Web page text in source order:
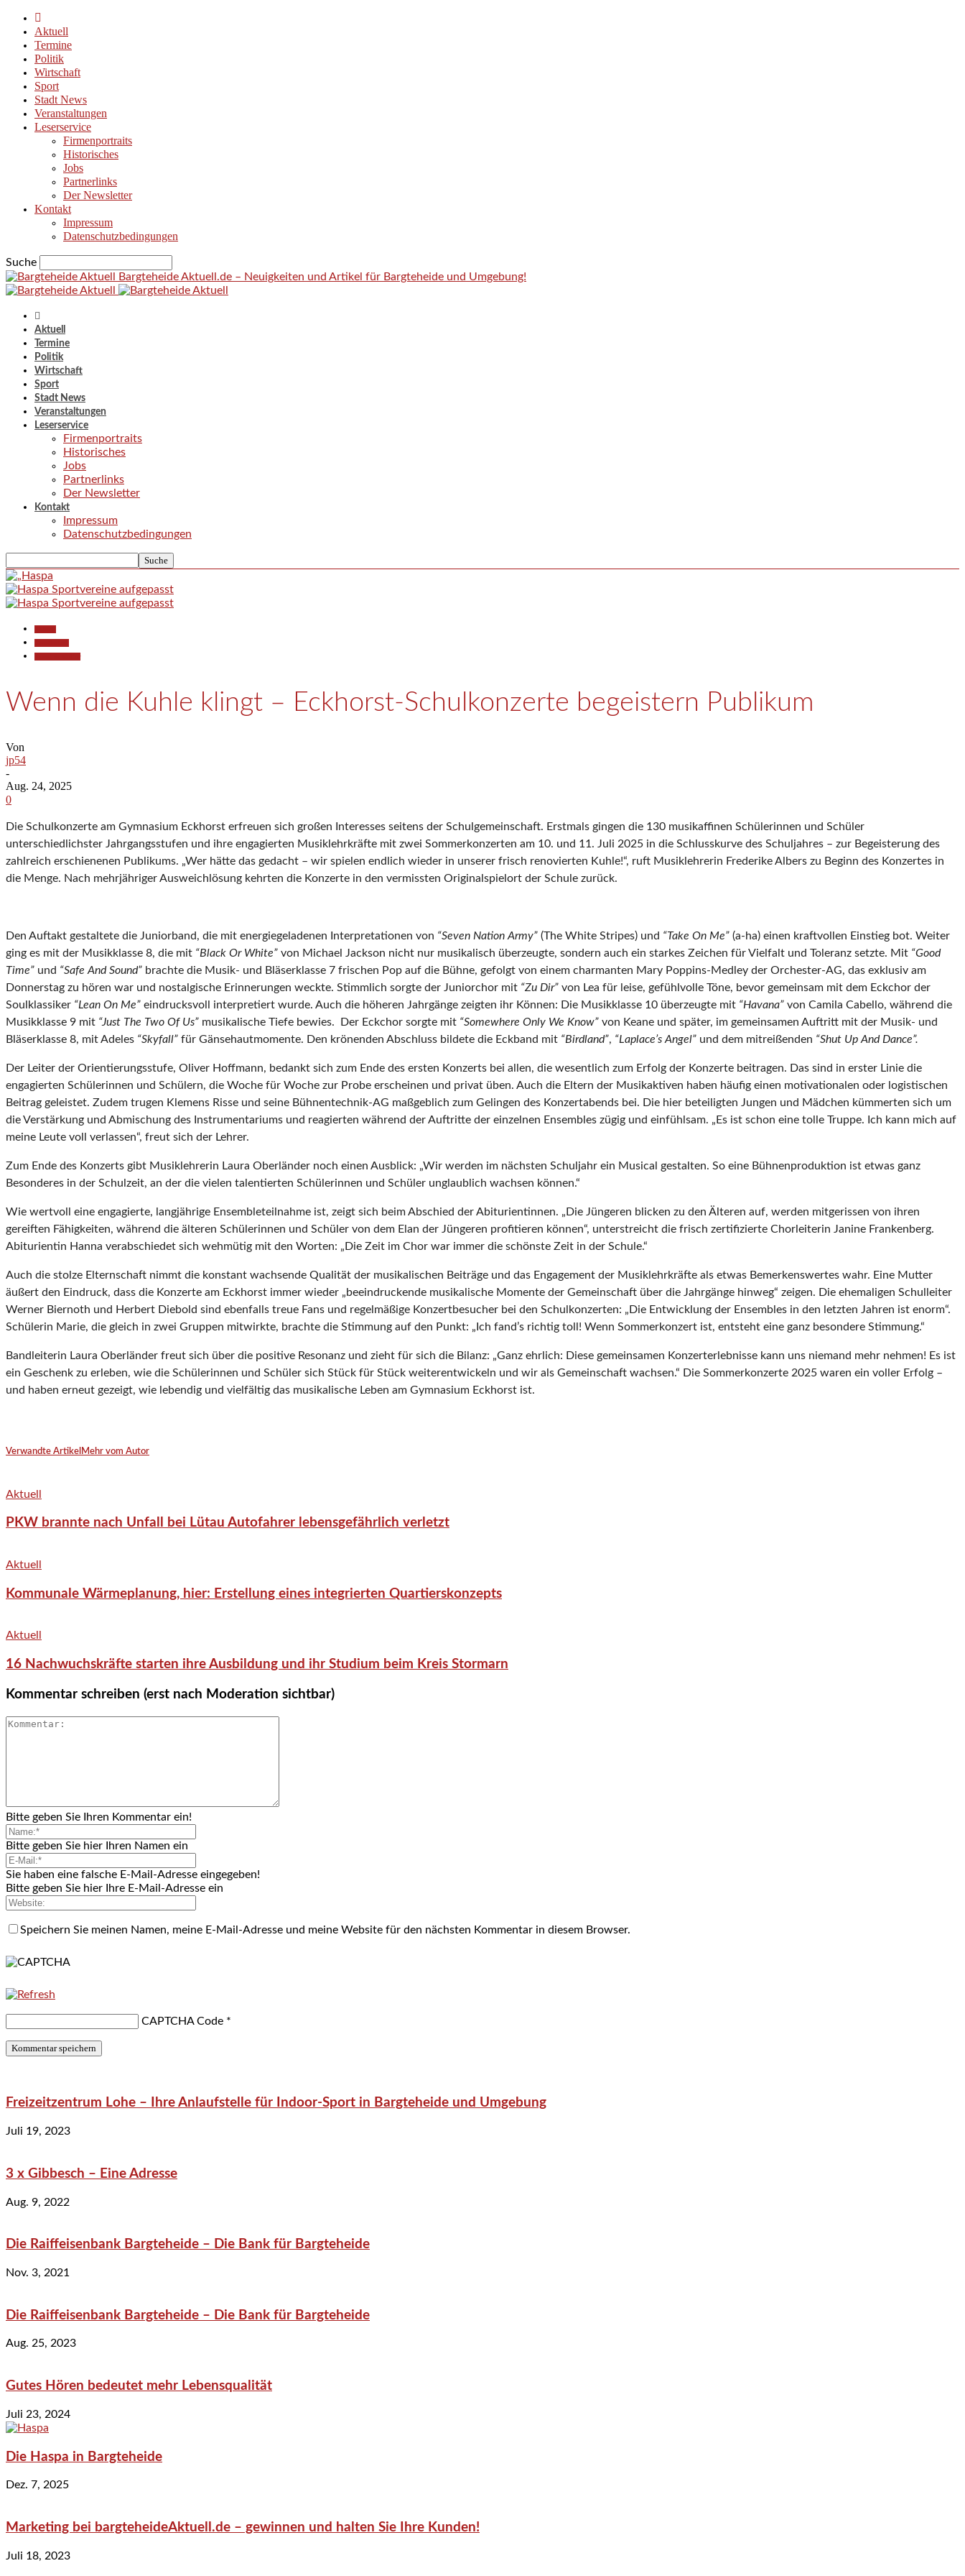
Aktuell
Termine
Politik
Wirtschaft
Sport
Stadt News
Veranstaltungen
Leserservice
Firmenportraits
Historisches
Jobs
Partnerlinks
Der Newsletter
Kontakt
Impressum
Datenschutzbedingungen
Suche
Bargteheide Aktuell.de – Neuigkeiten und Artikel für Bargteheide und Umgebung!
Aktuell
Termine
Politik
Wirtschaft
Sport
Stadt News
Veranstaltungen
Leserservice
Firmenportraits
Historisches
Jobs
Partnerlinks
Der Newsletter
Kontakt
Impressum
Datenschutzbedingungen
Wenn die Kuhle klingt – Eckhorst-Schulkonzerte begeistern Publikum
Von
jp54
-
Aug. 24, 2025
0
Die Schulkonzerte am Gymnasium Eckhorst erfreuen sich großen Interesses seitens der Schulgemeinschaft. Erstmals gingen die 130 musikaffinen Schülerinnen und Schüler
unterschiedlichster Jahrgangsstufen und ihre engagierten Musiklehrkräfte mit zwei Sommerkonzerten am 10. und 11. Juli 2025 in die Schlusskurve des Schuljahres – zur Begeisterung des
zahlreich erschienenen Publikums. „Wer hätte das gedacht – wir spielen endlich wieder in unserer frisch renovierten Kuhle!“, ruft Musiklehrerin Frederike Albers zu Beginn des Konzertes in
die Menge. Nach mehrjähriger Ausweichlösung kehrten die Konzerte in den vermissten Originalspielort der Schule zurück.
Den Auftakt gestaltete die Juniorband, die mit energiegeladenen Interpretationen von “Seven Nation Army” (The White Stripes) und “Take On Me” (a-ha) einen kraftvollen Einstieg bot. Weiter
ging es mit der Musikklasse 8, die mit “Black Or White” von Michael Jackson nicht nur musikalisch überzeugte, sondern auch ein starkes Zeichen für Vielfalt und Toleranz setzte. Mit “Good
Time” und “Safe And Sound” brachte die Musik- und Bläserklasse 7 frischen Pop auf die Bühne, gefolgt von einem charmanten Mary Poppins-Medley der Orchester-AG, das exklusiv am
Donnerstag zu hören war und nostalgische Erinnerungen weckte. Stimmlich sorgte der Juniorchor mit “Zu Dir” von Lea für leise, gefühlvolle Töne, bevor gemeinsam mit dem Eckchor der
Soulklassiker “Lean On Me” eindrucksvoll interpretiert wurde. Auch die höheren Jahrgänge zeigten ihr Können: Die Musikklasse 10 überzeugte mit “Havana” von Camila Cabello, während die
Musikklasse 9 mit “Just The Two Of Us” musikalische Tiefe bewies. Der Eckchor sorgte mit “Somewhere Only We Know” von Keane und später, im gemeinsamen Auftritt mit der Musik- und
Bläserklasse 8, mit Adeles “Skyfall” für Gänsehautmomente. Den krönenden Abschluss bildete die Eckband mit “Birdland”, “Laplace’s Angel” und dem mitreißenden “Shut Up And Dance”.
Der Leiter der Orientierungsstufe, Oliver Hoffmann, bedankt sich zum Ende des ersten Konzerts bei allen, die wesentlich zum Erfolg der Konzerte beitragen. Das sind in erster Linie die
engagierten Schülerinnen und Schülern, die Woche für Woche zur Probe erscheinen und privat üben. Auch die Eltern der Musikaktiven haben häufig einen motivationalen oder logistischen
Beitrag geleistet. Zudem trugen Klemens Risse und seine Bühnentechnik-AG maßgeblich zum Gelingen des Konzertabends bei. Die hier beteiligten Jungen und Mädchen kümmerten sich um
die Verstärkung und Abmischung des Instrumentariums und reagierten während der Auftritte der einzelnen Ensembles zügig und einfühlsam. „Es ist schon eine tolle Truppe. Ich kann mich auf
meine Leute voll verlassen“, freut sich der Lehrer.
Zum Ende des Konzerts gibt Musiklehrerin Laura Oberländer noch einen Ausblick: „Wir werden im nächsten Schuljahr ein Musical gestalten. So eine Bühnenproduktion ist etwas ganz
Besonderes in der Schulzeit, an der die vielen talentierten Schülerinnen und Schüler unglaublich wachsen können.“
Wie wertvoll eine engagierte, langjährige Ensembleteilnahme ist, zeigt sich beim Abschied der Abiturientinnen. „Die Jüngeren blicken zu den Älteren auf, werden mitgerissen von ihren
gereiften Fähigkeiten, während die älteren Schülerinnen und Schüler von dem Elan der Jüngeren profitieren können“, unterstreicht die frisch zertifizierte Chorleiterin Janine Frankenberg.
Abiturientin Hanna verabschiedet sich wehmütig mit den Worten: „Die Zeit im Chor war immer die schönste Zeit in der Schule.“
Auch die stolze Elternschaft nimmt die konstant wachsende Qualität der musikalischen Beiträge und das Engagement der Musiklehrkräfte als etwas Bemerkenswertes wahr. Eine Mutter
äußert den Eindruck, dass die Konzerte am Eckhorst immer wieder „beeindruckende musikalische Momente der Gemeinschaft über die Jahrgänge hinweg“ zeigen. Die ehemaligen Schulleiter
Werner Biernoth und Herbert Diebold sind ebenfalls treue Fans und regelmäßige Konzertbesucher bei den Schulkonzerten: „Die Entwicklung der Ensembles in den letzten Jahren ist enorm“.
Schülerin Marie, die gleich in zwei Gruppen mitwirkte, brachte die Stimmung auf den Punkt: „Ich fand’s richtig toll! Wenn Sommerkonzert ist, entsteht eine ganz besondere Stimmung.“
Bandleiterin Laura Oberländer freut sich über die positive Resonanz und zieht für sich die Bilanz: „Ganz ehrlich: Diese gemeinsamen Konzerterlebnisse kann uns niemand mehr nehmen! Es ist
ein Geschenk zu erleben, wie die Schülerinnen und Schüler sich Stück für Stück weiterentwickeln und wir als Gemeinschaft wachsen.“ Die Sommerkonzerte 2025 waren ein voller Erfolg –
und haben erneut gezeigt, wie lebendig und vielfältig das musikalische Leben am Gymnasium Eckhorst ist.
Verwandte Artikel Mehr vom Autor
Aktuell
PKW brannte nach Unfall bei Lütau Autofahrer lebensgefährlich verletzt
Aktuell
Kommunale Wärmeplanung, hier: Erstellung eines integrierten Quartierskonzepts
Aktuell
16 Nachwuchskräfte starten ihre Ausbildung und ihr Studium beim Kreis Stormarn
Kommentar schreiben (erst nach Moderation sichtbar)
Bitte geben Sie Ihren Kommentar ein!
Bitte geben Sie hier Ihren Namen ein
Sie haben eine falsche E-Mail-Adresse eingegeben!
Bitte geben Sie hier Ihre E-Mail-Adresse ein
Speichern Sie meinen Namen, meine E-Mail-Adresse und meine Website für den nächsten Kommentar in diesem Browser.
CAPTCHA Code *
Freizeitzentrum Lohe – Ihre Anlaufstelle für Indoor-Sport in Bargteheide und Umgebung
Juli 19, 2023
3 x Gibbesch – Eine Adresse
Aug. 9, 2022
Die Raiffeisenbank Bargteheide – Die Bank für Bargteheide
Nov. 3, 2021
Die Raiffeisenbank Bargteheide – Die Bank für Bargteheide
Aug. 25, 2023
Gutes Hören bedeutet mehr Lebensqualität
Juli 23, 2024
Die Haspa in Bargteheide
Dez. 7, 2025
Marketing bei bargteheideAktuell.de – gewinnen und halten Sie Ihre Kunden!
Juli 18, 2023